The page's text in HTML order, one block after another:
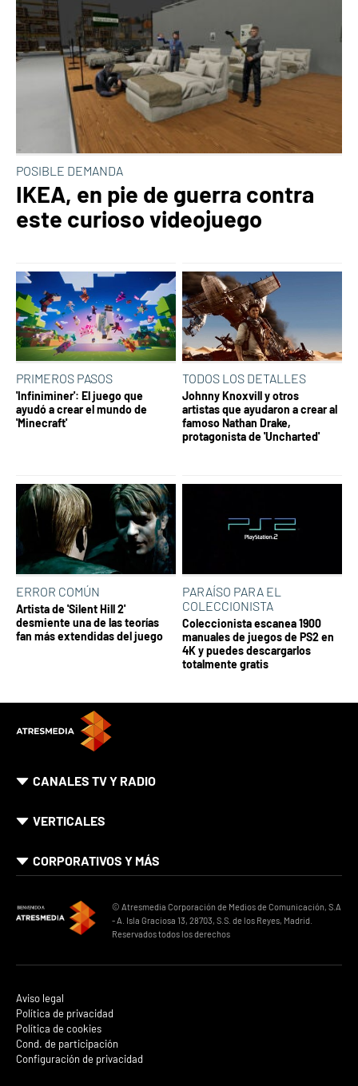
POSIBLE DEMANDA
IKEA, en pie de guerra contra
este curioso videojuego
PRIMEROS PASOS
'Infiniminer': El juego que
ayudó a crear el mundo de
'Minecraft'
TODOS LOS DETALLES
Johnny Knoxvill y otros
artistas que ayudaron a crear al
famoso Nathan Drake,
protagonista de 'Uncharted'
ERROR COMÚN
Artista de 'Silent Hill 2'
desmiente una de las teorías
fan más extendidas del juego
PARAÍSO PARA EL
COLECCIONISTA
Coleccionista escanea 1900
manuales de juegos de PS2 en
4K y puedes descargarlos
totalmente gratis
CANALES TV Y RADIO
VERTICALES
CORPORATIVOS Y MÁS
© Atresmedia Corporación de Medios de Comunicación, S.A
- A. Isla Graciosa 13, 28703, S.S. de los Reyes, Madrid.
Reservados todos los derechos
Aviso legal
Política de privacidad
Política de cookies
Cond. de participación
Configuración de privacidad